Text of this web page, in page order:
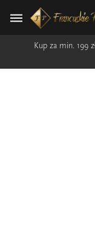
Kup za min. 199